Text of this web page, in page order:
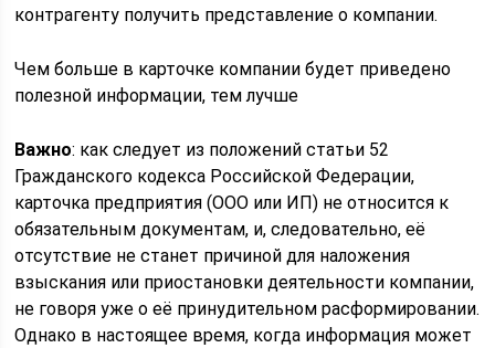
контрагенту получить представление о компании.
Чем больше в карточке компании будет приведено
полезной информации, тем лучше
Важно: как следует из положений статьи 52
Гражданского кодекса Российской Федерации,
карточка предприятия (ООО или ИП) не относится к
обязательным документам, и, следовательно, её
отсутствие не станет причиной для наложения
взыскания или приостановки деятельности компании,
не говоря уже о её принудительном расформировании.
Однако в настоящее время, когда информация может